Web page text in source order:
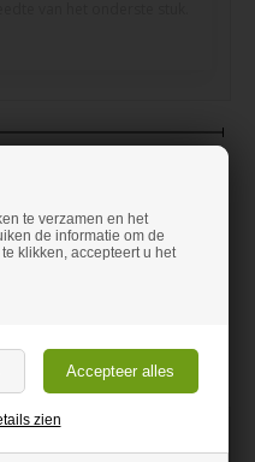
te verzamen en het
de informatie om de
klikken, accepteert u het
zien
EUR